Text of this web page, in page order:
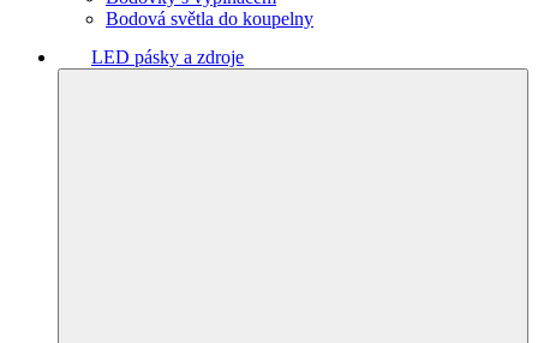
Bodová světla do koupelny
LED pásky a zdroje